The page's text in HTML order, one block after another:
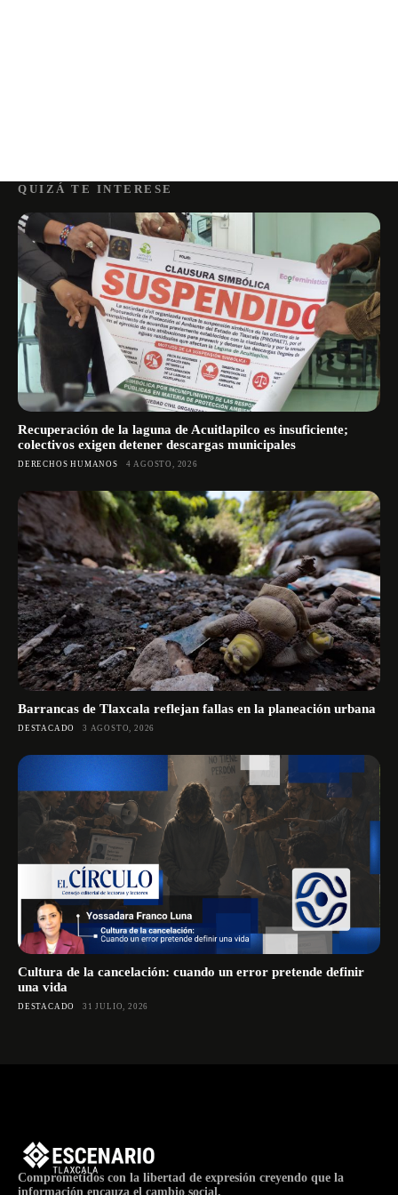
QUIZÁ TE INTERESE
Recuperación de la laguna de Acuitlapilco es insuficiente;
colectivos exigen detener descargas municipales
DERECHOS HUMANOS 4 AGOSTO, 2026
Barrancas de Tlaxcala reflejan fallas en la planeación urbana
DESTACADO 3 AGOSTO, 2026
Cultura de la cancelación: cuando un error pretende definir
una vida
DESTACADO 31 JULIO, 2026
Comprometidos con la libertad de expresión creyendo que la
información encauza el cambio social.